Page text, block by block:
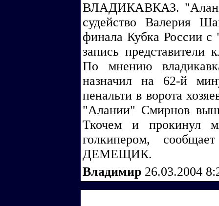
ВЛАДИКАВКАЗ.
судейство Валерия
финала Кубка России
запись представители
По мнению
назначил на 62-й
пенальти в ворота
"Алании" Смирнов
Ткочем и прокинул
голкипером,
ДЕМЕЩИК.
Владимир 26.03.2004